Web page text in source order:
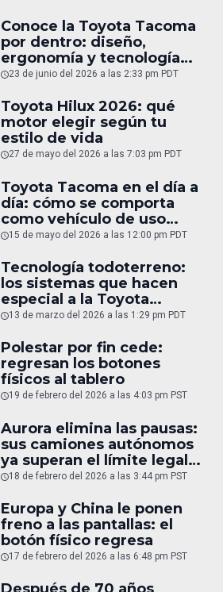
Conoce la Toyota Tacoma
por dentro: diseño,
ergonomía y tecnología
del interior
23 de junio del 2026 a las 2:33 pm PDT
Toyota Hilux 2026: qué
motor elegir según tu
estilo de vida
27 de mayo del 2026 a las 7:03 pm PDT
Toyota Tacoma en el día a
día: cómo se comporta
como vehículo de uso
diario
15 de mayo del 2026 a las 12:00 pm PDT
Tecnología todoterreno:
los sistemas que hacen
especial a la Toyota
Tacoma
13 de marzo del 2026 a las 1:29 pm PDT
Polestar por fin cede:
regresan los botones
físicos al tablero
19 de febrero del 2026 a las 4:03 pm PST
Aurora elimina las pausas:
sus camiones autónomos
ya superan el límite legal
humano
18 de febrero del 2026 a las 3:44 pm PST
Europa y China le ponen
freno a las pantallas: el
botón físico regresa
17 de febrero del 2026 a las 6:48 pm PST